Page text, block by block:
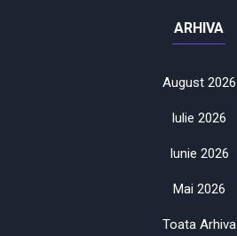
ARHIVA
August 2026
Iulie 2026
Iunie 2026
Mai 2026
Toata Arhiva